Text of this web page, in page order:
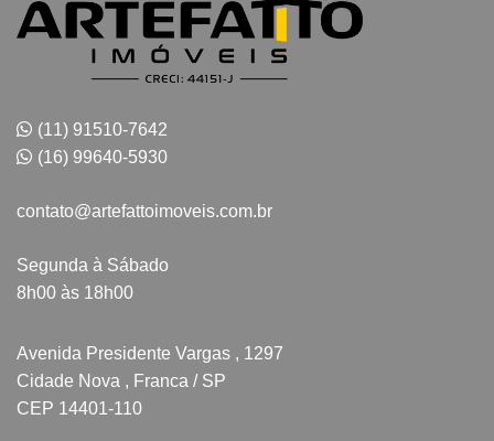
(11) 91510-7642
(16) 99640-5930
contato@artefattoimoveis.com.br
Segunda à Sábado
8h00 às 18h00
Avenida Presidente Vargas , 1297
Cidade Nova , Franca / SP
CEP 14401-110